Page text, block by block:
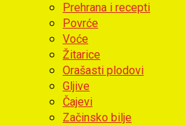
Prehrana i recepti
Povrće
Voće
Žitarice
Orašasti plodovi
Gljive
Čajevi
Začinsko bilje